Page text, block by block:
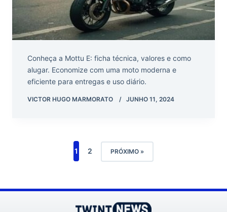
Conheça a Mottu E: ficha técnica, valores e como
alugar. Economize com uma moto moderna e
eficiente para entregas e uso diário.
VICTOR HUGO MARMORATO JUNHO 11, 2024
1 2 PRÓXIMO »